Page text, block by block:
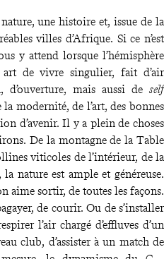
une histoire et, issue de la
villes d’Afrique. Si ce n’est
y attend lorsque l’hémisphère
de vivre singulier, fait d’air
d’ouverture, mais aussi de self
modernité, de l’art, des bonnes
d’avenir. Il y a plein de choses
De la montagne de la Table
viticoles de l’intérieur, de la
nature est ample et généreuse.
aime sortir, de toutes les façons.
de courir. Ou de s’installer
l’air chargé d’effluves d’un
club, d’assister à un match de